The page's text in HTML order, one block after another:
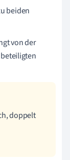
beiden
von der
doppelt